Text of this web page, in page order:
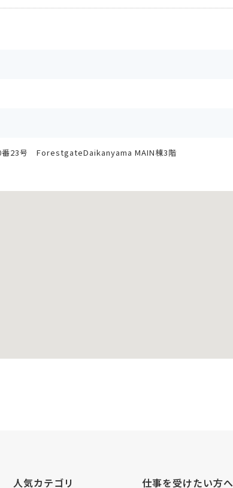
番23号 ForestgateDaikanyama MAIN棟3階
人気カテゴリ 仕事を受けたい方へ